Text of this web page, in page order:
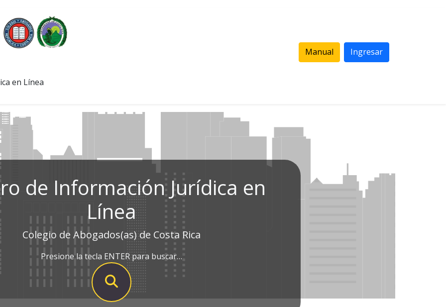
en Línea
Manual Ingresar
de Información Jurídica en
Línea
Colegio de Abogados(as) de Costa Rica
Presione la tecla ENTER para buscar…